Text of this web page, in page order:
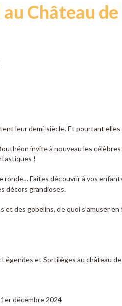
Château
leur demi-siècle. Et pourtant elles
invite à nouveau les
!
Faites découvrir à vos
décors grandioses.
des gobelins, de quoi s’amuser
et Sortilèges au château
décembre 2024